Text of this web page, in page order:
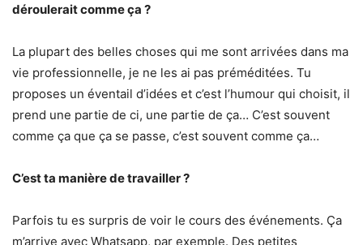
déroulerait comme ça ?
La plupart des belles choses qui me sont arrivées dans ma
vie professionnelle, je ne les ai pas préméditées. Tu
proposes un éventail d’idées et c’est l’humour qui choisit, il
prend une partie de ci, une partie de ça… C’est souvent
comme ça que ça se passe, c’est souvent comme ça…
C’est ta manière de travailler ?
Parfois tu es surpris de voir le cours des événements. Ça
m’arrive avec Whatsapp, par exemple. Des petites